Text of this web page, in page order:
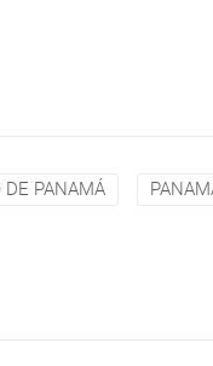
DE PANAMÁ